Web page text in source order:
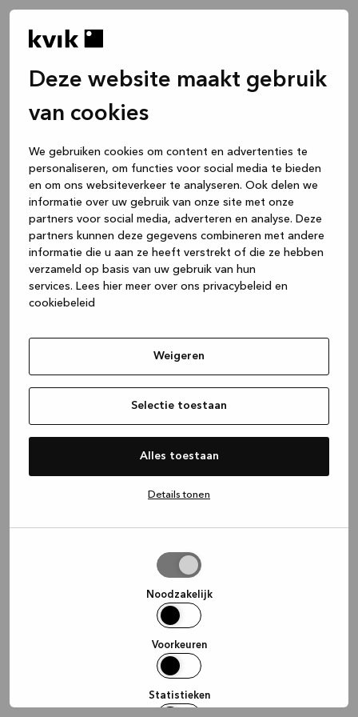
Deze website maakt gebruik
van cookies
We gebruiken cookies om content en advertenties te
personaliseren, om functies voor social media te bieden
en om ons websiteverkeer te analyseren. Ook delen we
informatie over uw gebruik van onze site met onze
partners voor social media, adverteren en analyse. Deze
partners kunnen deze gegevens combineren met andere
informatie die u aan ze heeft verstrekt of die ze hebben
verzameld op basis van uw gebruik van hun
services. Lees hier meer over ons privacybeleid en
cookiebeleid
Weigeren
Selectie toestaan
Alles toestaan
Details tonen
Noodzakelijk
Voorkeuren
Statistieken
(see the browser console for more
information).